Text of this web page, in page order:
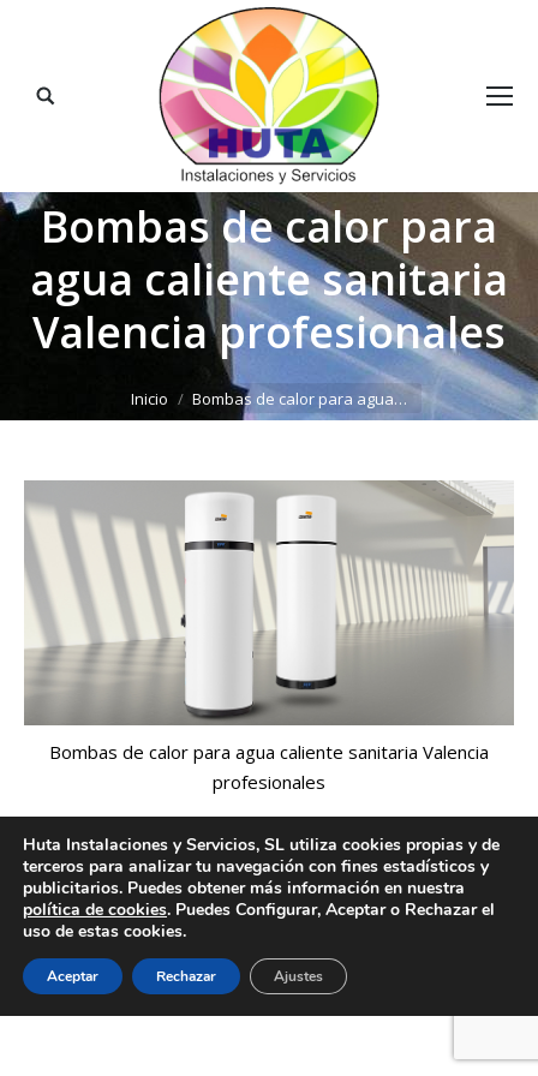
Buscar:
Bombas de calor para
agua caliente sanitaria
Valencia profesionales
Inicio Bombas de calor para agua…
Bombas de calor para agua caliente sanitaria Valencia
profesionales
Creado por Tandem Marketing Digital
Información legal
Huta Instalaciones y Servicios, SL utiliza cookies propias y de
terceros para analizar tu navegación con fines estadísticos y
publicitarios. Puedes obtener más información en nuestra
política de cookies. Puedes Configurar, Aceptar o Rechazar el
uso de estas cookies.
Aceptar Rechazar Ajustes